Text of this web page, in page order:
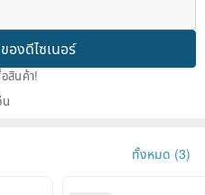
องดีไซเนอร์
สินค้า!
ทั้งหมด (3)